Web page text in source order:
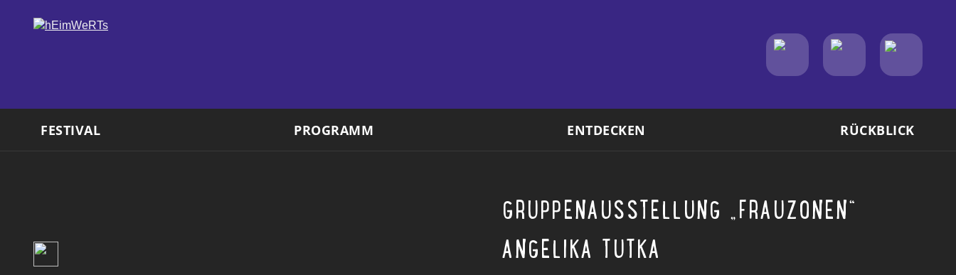
FESTIVAL PROGRAMM ENTDECKEN RÜCKBLICK
GRUPPENAUSSTELLUNG „FRAUZONEN“
ANGELIKA TUTKA